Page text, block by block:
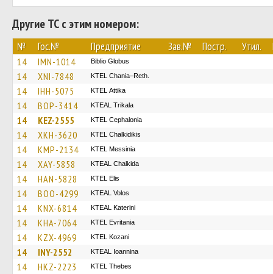
Другие ТС с этим номером:
№ Гос.№ Предприятие Зав.№ Постр. Утил.
14 IMN-1014 Biblio Globus
14 XNI-7848 KTEL Chania–Reth.
14 IHH-5075 KΤΕL Αttika
14 BOP-3414 KTEAL Trikala
14 KEZ-2555 KTEL Cephalonia
14 XKH-3620 ΚΤΕL Chalkidikis
14 KMP-2134 KTEL Messinia
14 XAY-5858 KTEAL Chalkida
14 HAN-5828 KTEL Elis
14 BOO-4299 KTEAL Volos
14 KNX-6814 KTEAL Katerini
14 KHA-7064 ΚΤΕL Evritania
14 KZX-4969 ΚΤΕL Kozani
14 INY-2552 KTEAL Ioannina
14 HKZ-2223 KTEL Thebes